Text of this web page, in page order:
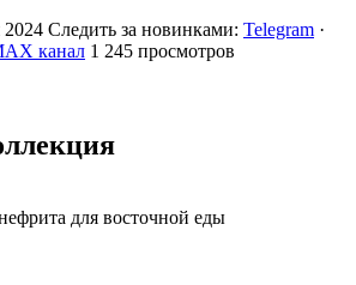
2024 Следить за новинками: Telegram ·
канал 1 245 просмотров